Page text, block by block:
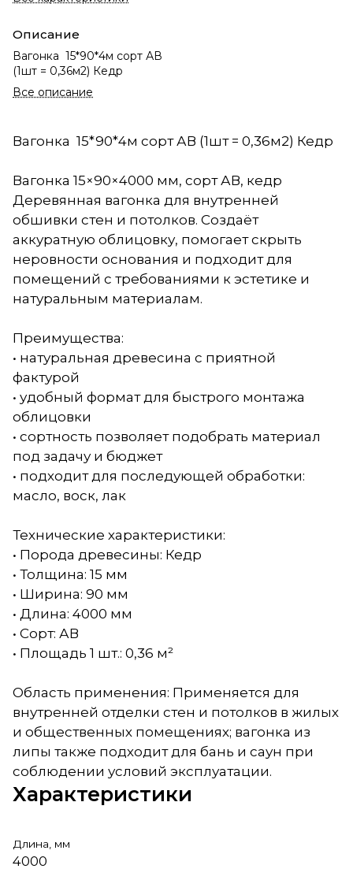
Описание
Вагонка 15*90*4м сорт АВ
(1шт = 0,36м2) Кедр
Все описание
Вагонка 15*90*4м сорт АВ (1шт = 0,36м2) Кедр
Вагонка 15×90×4000 мм, сорт АВ, кедр
Деревянная вагонка для внутренней
обшивки стен и потолков. Создаёт
аккуратную облицовку, помогает скрыть
неровности основания и подходит для
помещений с требованиями к эстетике и
натуральным материалам.
Преимущества:
• натуральная древесина с приятной
фактурой
• удобный формат для быстрого монтажа
облицовки
• сортность позволяет подобрать материал
под задачу и бюджет
• подходит для последующей обработки:
масло, воск, лак
Технические характеристики:
• Порода древесины: Кедр
• Толщина: 15 мм
• Ширина: 90 мм
• Длина: 4000 мм
• Сорт: АВ
• Площадь 1 шт.: 0,36 м²
Область применения: Применяется для
внутренней отделки стен и потолков в жилых
и общественных помещениях; вагонка из
липы также подходит для бань и саун при
соблюдении условий эксплуатации.
Характеристики
Длина, мм
4000